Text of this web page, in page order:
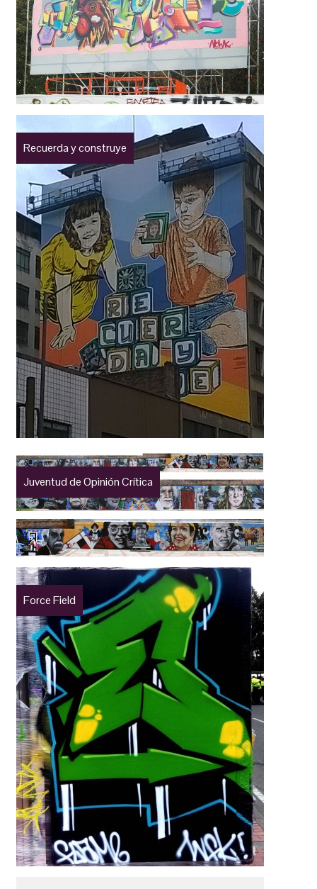
Recuerda y construye
Juventud de Opinión Crítica
Force Field